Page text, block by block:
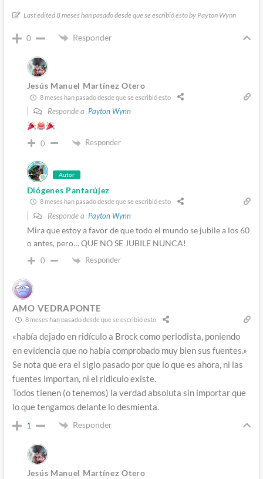
Last edited 8 meses han pasado desde que se escribió esto by Payton Wynn
0 Responder
Jesús Manuel Martínez Otero
8 meses han pasado desde que se escribió esto
Responde a Payton Wynn
0 Responder
Autor
Diógenes Pantarújez
8 meses han pasado desde que se escribió esto
Responde a Payton Wynn
Mira que estoy a favor de que todo el mundo se jubile a los 60
o antes, pero… QUE NO SE JUBILE NUNCA!
0 Responder
AMO VEDRAPONTE
8 meses han pasado desde que se escribió esto
«había dejado en ridículo a Brock como periodista, poniendo
en evidencia que no había comprobado muy bien sus fuentes.»
Se nota que era el siglo pasado por que lo que es ahora, ni las
fuentes importan, ni el ridiculo existe.
Todos tienen (o tenemos) la verdad absoluta sin importar que
lo que tengamos delante lo desmienta.
1 Responder
Jesús Manuel Martínez Otero